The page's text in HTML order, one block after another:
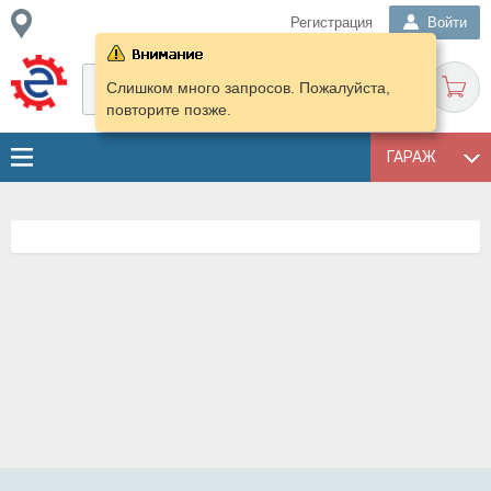
Регистрация Войти
ГАРАЖ
Слишком много запросов. Пожалуйста,
повторите позже.